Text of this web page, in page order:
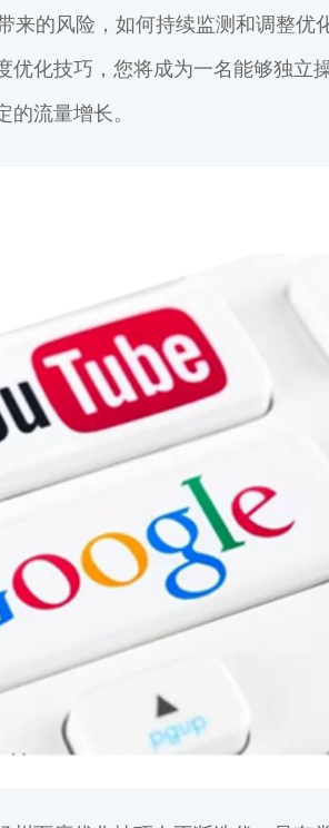
来的风险，如何持续监测和调整优
优化技巧，您将成为一名能够独立
流量增长。